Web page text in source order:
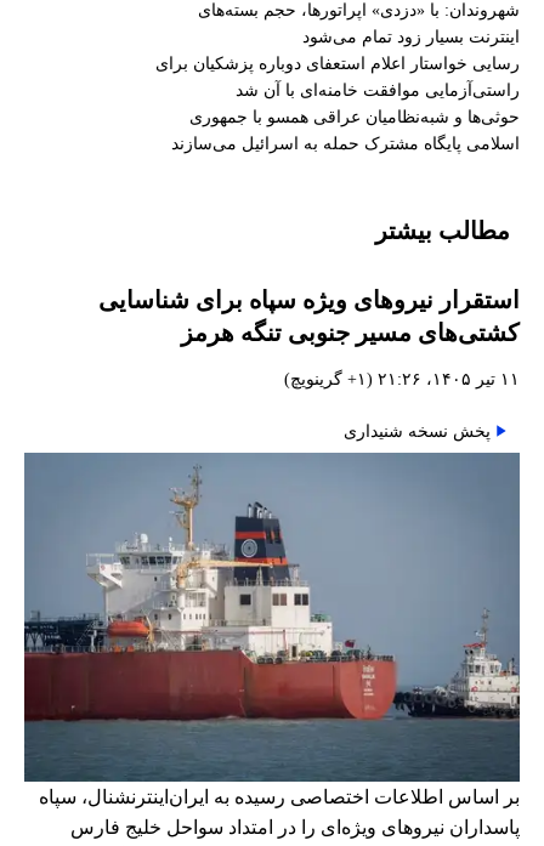
شهروندان:‌ با «دزدی» اپراتورها، حجم بسته‌های
اینترنت بسیار زود تمام می‌شود
رسایی خواستار اعلام استعفای دوباره پزشکیان برای
راستی‌آزمایی موافقت خامنه‌ای با آن شد
حوثی‌ها و شبه‌نظامیان عراقی همسو با جمهوری
اسلامی پایگاه مشترک حمله به اسرائیل می‌سازند
مطالب بیشتر
استقرار نیروهای ویژه سپاه برای شناسایی
کشتی‌های مسیر جنوبی تنگه هرمز
۱۱ تیر ۱۴۰۵، ۲۱:۲۶ (‎+۱ گرینویچ)
پخش نسخه شنیداری
بر اساس اطلاعات اختصاصی رسیده به ایران‌اینترنشنال، سپاه
پاسداران نیروهای ویژه‌ای را در امتداد سواحل خلیج فارس